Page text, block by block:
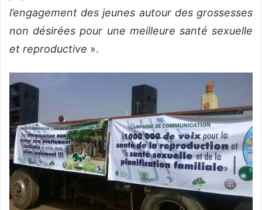
l’engagement des jeunes autour des grossesses
non désirées pour une meilleure santé sexuelle
et reproductive ».